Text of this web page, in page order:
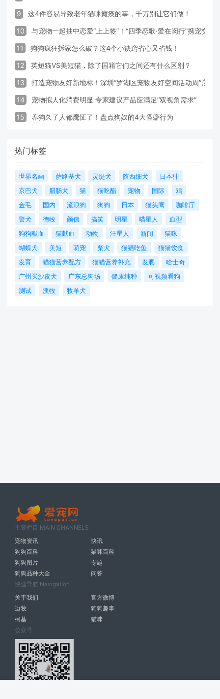
9 这4件容易导致老年猫咪瘫痪的事，千万别让它们做！
10 与宠物一起抽中恋爱“上上签”！“四季恋歌·爱在闵行”携宠交友
11 狗狗疯狂拆家怎么破？这4个小诀窍省心又省钱！
12 英短猫VS美短猫，除了国籍它们之间还有什么区别？
13 打造宠物友好新地标！深圳“罗湖区宠物友好空间活动周”启动
14 宠物拟人化消费明显 专家建议产品应满足“双视角需求”
15 养狗久了人都魔怔了！盘点狗奴的4大怪癖行为
热门标签
世界名画 萨路基犬 灵缇犬 陕西细犬
日本狆
京巴犬
腊肠犬 猫 猫吃醋 宠物 国际
鸡
金毛
国内 流浪狗 狗狗 日本 猫头鹰
咖啡厅
警犬
德牧 颜值 搞笑 明星 喵星人
血型
狗狗献血
猫献血 动物 汪星人 新闻
猫咪
蝴蝶犬
美短 萌宠 柴犬 猫猫吃鱼
猫猫饮食
发育
猫猫营养配方 猫猫营养补充 发腮
哈士奇
广州买沙皮犬
广东总狗场 健康纯种
可视频看狗
测试
澳牧 牧羊犬
主要栏目 MAIN CHANNELS
宠物资讯
快讯
狗狗百科
猫咪百科
狗狗图片
专题
狗狗品种大全
问答
快速导航 Navigation
关于我们
官方微博
边牧
狗狗趣事
柯基
猫咪
公众号